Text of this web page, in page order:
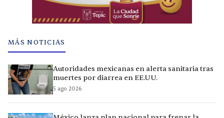
MÁS NOTICIAS
Autoridades mexicanas en alerta sanitaria tras
muertes por diarrea en EE.UU.
5 ago 2026